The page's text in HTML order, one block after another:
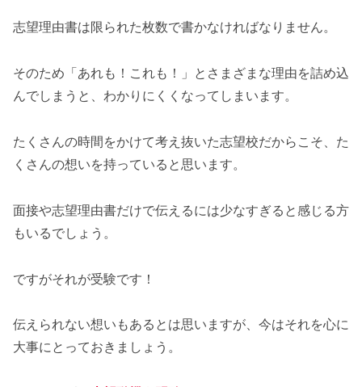
志望理由書は限られた枚数で書かなければなりません。
そのため「あれも！これも！」とさまざまな理由を詰め込
んでしまうと、わかりにくくなってしまいます。
たくさんの時間をかけて考え抜いた志望校だからこそ、た
くさんの想いを持っていると思います。
面接や志望理由書だけで伝えるには少なすぎると感じる方
もいるでしょう。
ですがそれが受験です！
伝えられない想いもあるとは思いますが、今はそれを心に
大事にとっておきましょう。